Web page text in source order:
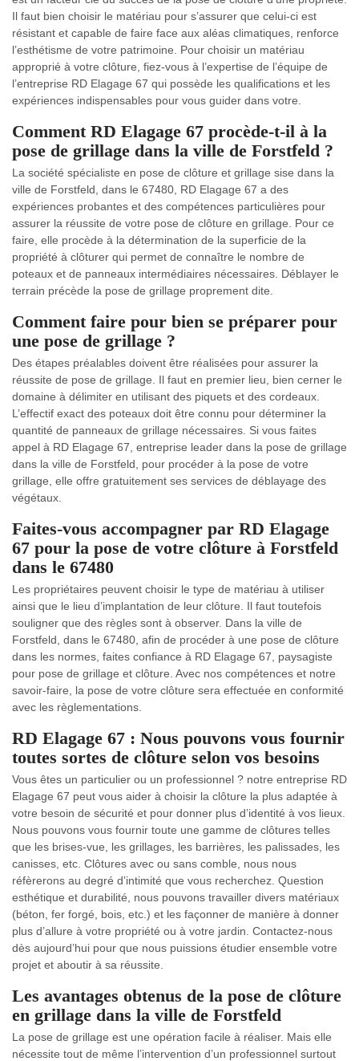
Il faut bien choisir le matériau pour s’assurer que celui-ci est
résistant et capable de faire face aux aléas climatiques, renforce
l’esthétisme de votre patrimoine. Pour choisir un matériau
approprié à votre clôture, fiez-vous à l’expertise de l’équipe de
l’entreprise RD Elagage 67 qui possède les qualifications et les
expériences indispensables pour vous guider dans votre.
Comment RD Elagage 67 procède-t-il à la
pose de grillage dans la ville de Forstfeld ?
La société spécialiste en pose de clôture et grillage sise dans la
ville de Forstfeld, dans le 67480, RD Elagage 67 a des
expériences probantes et des compétences particulières pour
assurer la réussite de votre pose de clôture en grillage. Pour ce
faire, elle procède à la détermination de la superficie de la
propriété à clôturer qui permet de connaître le nombre de
poteaux et de panneaux intermédiaires nécessaires. Déblayer le
terrain précède la pose de grillage proprement dite.
Comment faire pour bien se préparer pour
une pose de grillage ?
Des étapes préalables doivent être réalisées pour assurer la
réussite de pose de grillage. Il faut en premier lieu, bien cerner le
domaine à délimiter en utilisant des piquets et des cordeaux.
L’effectif exact des poteaux doit être connu pour déterminer la
quantité de panneaux de grillage nécessaires. Si vous faites
appel à RD Elagage 67, entreprise leader dans la pose de grillage
dans la ville de Forstfeld, pour procéder à la pose de votre
grillage, elle offre gratuitement ses services de déblayage des
végétaux.
Faites-vous accompagner par RD Elagage
67 pour la pose de votre clôture à Forstfeld
dans le 67480
Les propriétaires peuvent choisir le type de matériau à utiliser
ainsi que le lieu d’implantation de leur clôture. Il faut toutefois
souligner que des règles sont à observer. Dans la ville de
Forstfeld, dans le 67480, afin de procéder à une pose de clôture
dans les normes, faites confiance à RD Elagage 67, paysagiste
pour pose de grillage et clôture. Avec nos compétences et notre
savoir-faire, la pose de votre clôture sera effectuée en conformité
avec les règlementations.
RD Elagage 67 : Nous pouvons vous fournir
toutes sortes de clôture selon vos besoins
Vous êtes un particulier ou un professionnel ? notre entreprise RD
Elagage 67 peut vous aider à choisir la clôture la plus adaptée à
votre besoin de sécurité et pour donner plus d’identité à vos lieux.
Nous pouvons vous fournir toute une gamme de clôtures telles
que les brises-vue, les grillages, les barrières, les palissades, les
canisses, etc. Clôtures avec ou sans comble, nous nous
réfèrerons au degré d’intimité que vous recherchez. Question
esthétique et durabilité, nous pouvons travailler divers matériaux
(béton, fer forgé, bois, etc.) et les façonner de manière à donner
plus d’allure à votre propriété ou à votre jardin. Contactez-nous
dès aujourd’hui pour que nous puissions étudier ensemble votre
projet et aboutir à sa réussite.
Les avantages obtenus de la pose de clôture
en grillage dans la ville de Forstfeld
La pose de grillage est une opération facile à réaliser. Mais elle
nécessite tout de même l’intervention d’un professionnel surtout